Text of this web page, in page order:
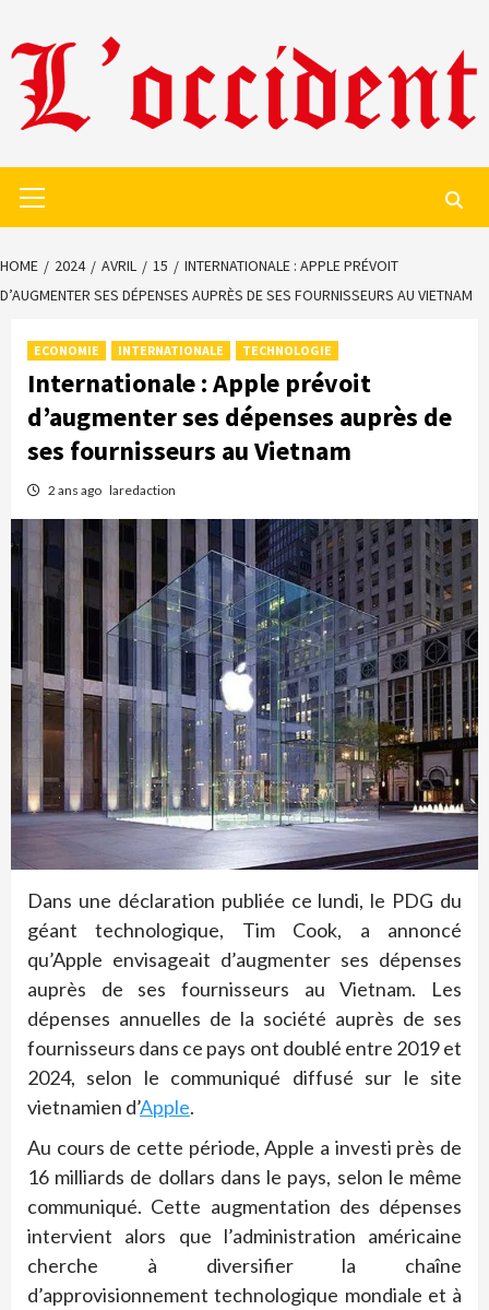
to
content
Menu
HOME 2024 AVRIL 15
INTERNATIONALE : APPLE PRÉVOIT
D’AUGMENTER SES DÉPENSES AUPRÈS DE SES FOURNISSEURS AU VIETNAM
ECONOMIE INTERNATIONALE TECHNOLOGIE
Internationale : Apple prévoit
d’augmenter ses dépenses auprès de
ses fournisseurs au Vietnam
2 ans ago laredaction
Dans une déclaration publiée ce lundi, le PDG du
géant technologique, Tim Cook, a annoncé
qu’Apple envisageait d’augmenter ses dépenses
auprès de ses fournisseurs au Vietnam. Les
dépenses annuelles de la société auprès de ses
fournisseurs dans ce pays ont doublé entre 2019 et
2024, selon le communiqué diffusé sur le site
vietnamien d’Apple.
Au cours de cette période, Apple a investi près de
16 milliards de dollars dans le pays, selon le même
communiqué. Cette augmentation des dépenses
intervient alors que l’administration américaine
cherche à diversifier la chaîne
d’approvisionnement technologique mondiale et à